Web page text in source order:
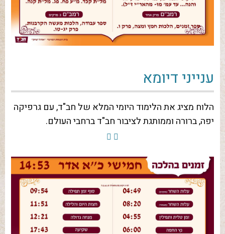
ענייני דיומא
הלוח מציג את הלימוד היומי המלא של חב"ד, עם גרפיקה
יפה, ברורה וממותגת לציבור חב"ד ברחבי העולם.